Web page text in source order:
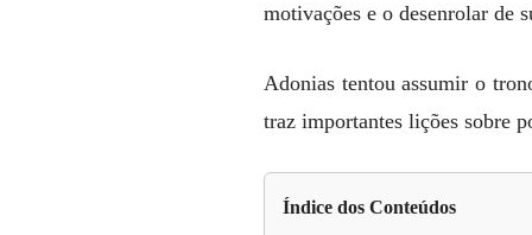
motivações e o desenrolar de
Adonias tentou assumir o
traz importantes lições sobre
Índice dos Conteúdos